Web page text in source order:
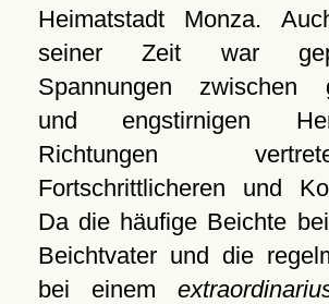
Heimatstadt Monza.
seiner Zeit war
Spannungen zwischen
und engstirnigen
Richtungen
Fortschrittlicheren und
Da die häufige Beichte
Beichtvater und die
bei einem